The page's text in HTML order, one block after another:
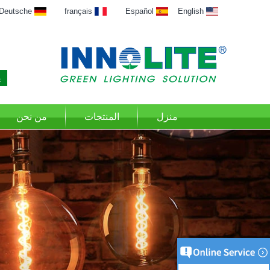
English
Español
français
Deutsche
منزل المنتجات من نحن